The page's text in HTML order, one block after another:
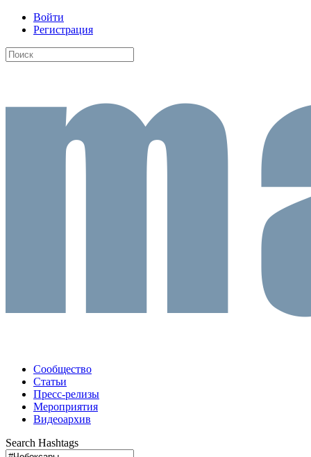
Войти
Регистрация
Сообщество
Статьи
Пресс-релизы
Мероприятия
Видеоархив
Search Hashtags